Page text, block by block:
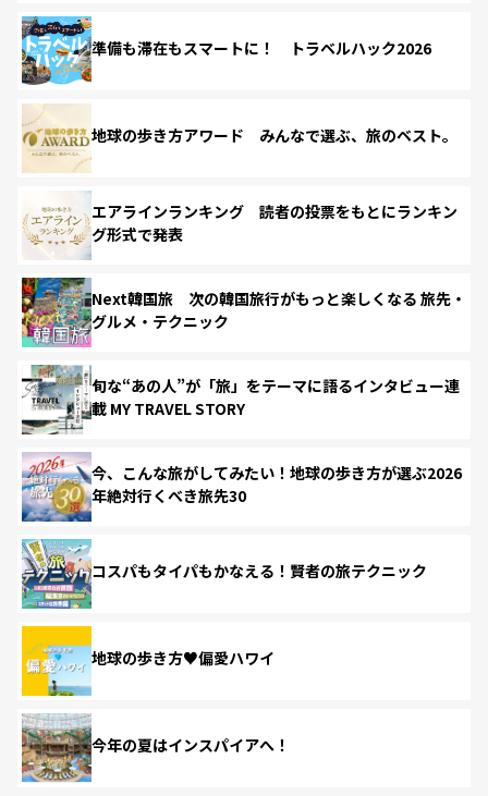
準備も滞在もスマートに！ トラベルハック2026
地球の歩き方アワード みんなで選ぶ、旅のベスト。
エアラインランキング 読者の投票をもとにランキン
グ形式で発表
Next韓国旅 次の韓国旅行がもっと楽しくなる 旅先・
グルメ・テクニック
旬な“あの人”が「旅」をテーマに語るインタビュー連
載 MY TRAVEL STORY
今、こんな旅がしてみたい！地球の歩き方が選ぶ2026
年絶対行くべき旅先30
コスパもタイパもかなえる！賢者の旅テクニック
地球の歩き方♥偏愛ハワイ
今年の夏はインスパイアへ！